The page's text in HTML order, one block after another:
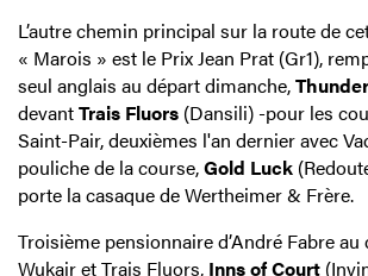
L’autre chemin principal sur la route de
« Marois » est le Prix Jean Prat (Gr1),
seul anglais au départ dimanche,
devantTrais Fluors (Dansili) -pour les
Saint-Pair, deuxièmes l'an dernier avec
pouliche de la course,Gold Luck
porte la casaque de Wertheimer & Frère.
Troisième pensionnaire d’André Fabre au
Wukair et Trais Fluors, Inns of Court